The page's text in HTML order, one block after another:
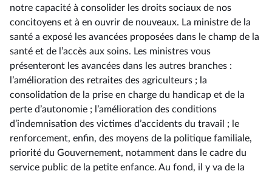
notre capacité à consolider les droits sociaux de nos
concitoyens et à en ouvrir de nouveaux. La ministre de la
santé a exposé les avancées proposées dans le champ de la
santé et de l’accès aux soins. Les ministres vous
présenteront les avancées dans les autres branches :
l’amélioration des retraites des agriculteurs ; la
consolidation de la prise en charge du handicap et de la
perte d’autonomie ; l’amélioration des conditions
d’indemnisation des victimes d’accidents du travail ; le
renforcement, enfin, des moyens de la politique familiale,
priorité du Gouvernement, notamment dans le cadre du
service public de la petite enfance. Au fond, il y va de la